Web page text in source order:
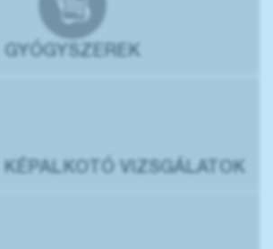
GYÓGYSZEREK
VIZSGÁLATOK